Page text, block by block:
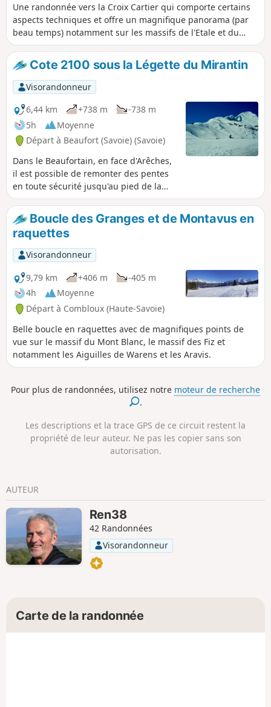
Une randonnée vers la Croix Cartier qui comporte certains
aspects techniques et offre un magnifique panorama (par
beau temps) notamment sur les massifs de l'Etale et du
Mont Blanc. Cette randonnée requiert un bon sens de
l'orientation.
Cote 2100 sous la Légette du Mirantin
Visorandonneur
6,44 km
+738 m
-738 m
5h
Moyenne
Départ à Beaufort (Savoie) (Savoie)
Dans le Beaufortain, en face d'Arêches,
il est possible de remonter des pentes
en toute sécurité jusqu'au pied de la
Légette du Mirantin, pour des vues bien
dégagées sur le massif et au-delà.
Boucle des Granges et de Montavus en
raquettes
Visorandonneur
9,79 km
+406 m
-405 m
4h
Moyenne
Départ à Combloux (Haute-Savoie)
Belle boucle en raquettes avec de magnifiques points de
vue sur le massif du Mont Blanc, le massif des Fiz et
notamment les Aiguilles de Warens et les Aravis.
Pour plus de randonnées, utilisez notre moteur de recherche
.
Les descriptions et la trace GPS de ce circuit restent la
propriété de leur auteur. Ne pas les copier sans son
autorisation.
AUTEUR
Ren38
42 Randonnées
Visorandonneur
Carte de la randonnée